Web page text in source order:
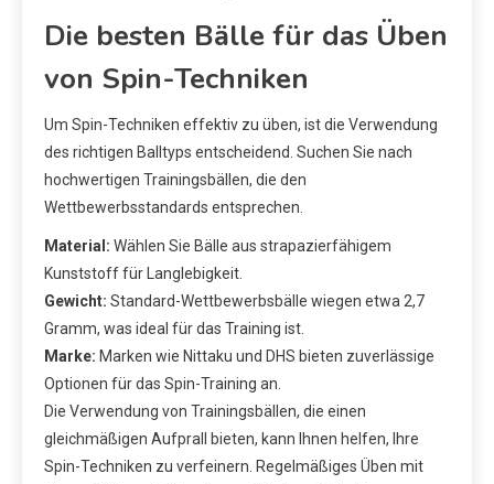
Die besten Bälle für das Üben
von Spin-Techniken
Um Spin-Techniken effektiv zu üben, ist die Verwendung
des richtigen Balltyps entscheidend. Suchen Sie nach
hochwertigen Trainingsbällen, die den
Wettbewerbsstandards entsprechen.
Material: Wählen Sie Bälle aus strapazierfähigem
Kunststoff für Langlebigkeit.
Gewicht: Standard-Wettbewerbsbälle wiegen etwa 2,7
Gramm, was ideal für das Training ist.
Marke: Marken wie Nittaku und DHS bieten zuverlässige
Optionen für das Spin-Training an.
Die Verwendung von Trainingsbällen, die einen
gleichmäßigen Aufprall bieten, kann Ihnen helfen, Ihre
Spin-Techniken zu verfeinern. Regelmäßiges Üben mit